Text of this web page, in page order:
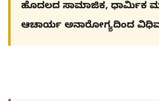
ಹೊದಲದ ಸಾಮಾಜಿಕ, ಧಾರ್ಮಿಕ
ಆಚಾರ್ಯ ಅನಾರೋಗ್ಯದಿಂದ